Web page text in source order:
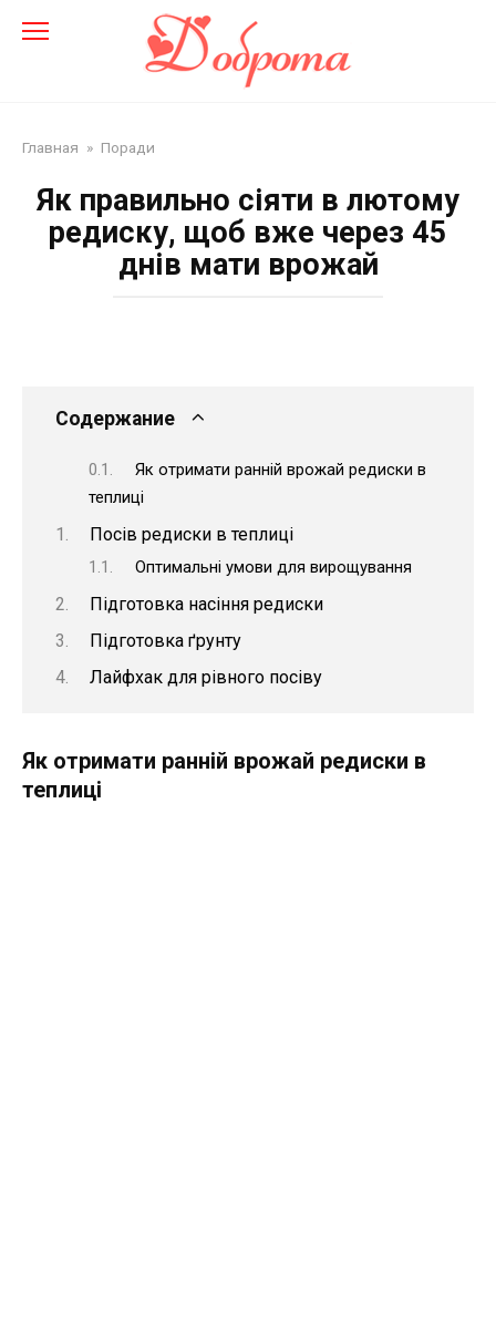
Главная » Поради
Як правильно сіяти в лютому
редиску, щоб вже через 45
днів мати врожай
Содержание
Як отримати ранній врожай редиски в
теплиці
Посів редиски в теплиці
Оптимальні умови для вирощування
Підготовка насіння редиски
Підготовка ґрунту
Лайфхак для рівного посіву
Як отримати ранній врожай редиски в
теплиці